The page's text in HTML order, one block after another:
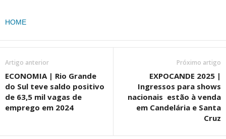
HOME
Artigo anterior
ECONOMIA | Rio Grande
do Sul teve saldo positivo
de 63,5 mil vagas de
emprego em 2024
Próximo artigo
EXPOCANDE 2025 |
Ingressos para shows
nacionais estão à venda
em Candelária e Santa
Cruz